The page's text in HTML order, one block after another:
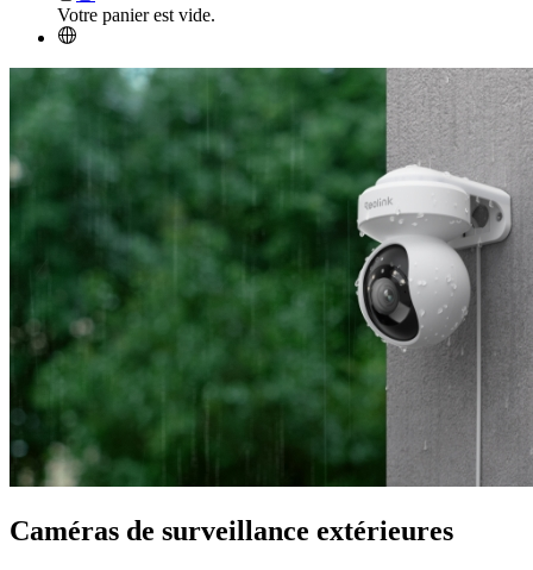
Votre panier est vide.
Caméras de surveillance extérieures